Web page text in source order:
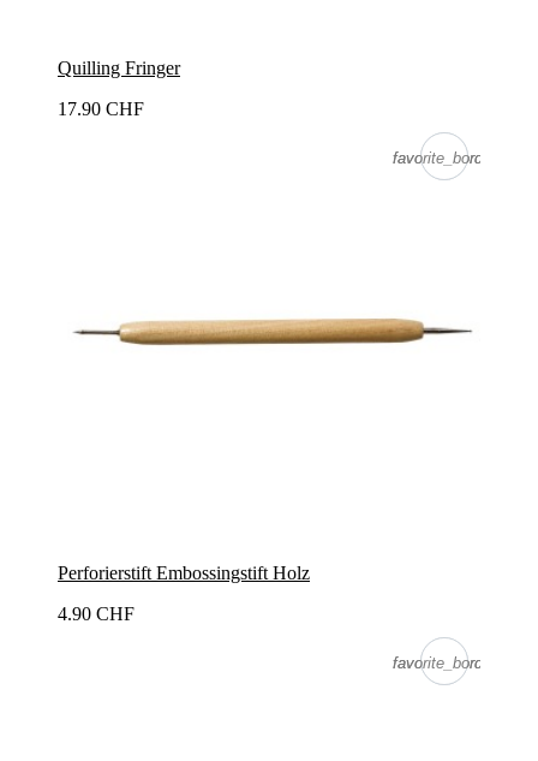
Quilling Fringer
17.90 CHF
favorite_border
favorite_border
Perforierstift Embossingstift Holz
4.90 CHF
favorite_border
favorite_border